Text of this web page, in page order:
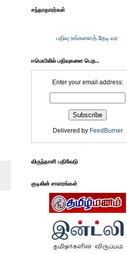
சந்தாதாரர்கள்
பதிவு உங்களைத் தேடி வர
ஈமெயிலில் பதிவுகளை பெற...
Enter your email address:
Delivered by FeedBurner
விருந்தாளி பதிவேடு
குடிலின் சாளரங்கள்